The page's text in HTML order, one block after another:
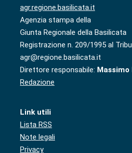
agr.regione.basilicata.it
Agenzia stampa della
Giunta Regionale della Basilicata
Registrazione n. 209/1995 al
agr@regione.basilicata.it
Direttore responsabile:
Redazione
Link utili
Lista RSS
Note legali
Privacy